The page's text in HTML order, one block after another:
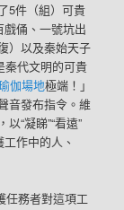
5件（組）可貴
俑、一號坑出
）以及秦始天子
秦代文明的可貴
伽場地極端！」
音發布指令。維
“凝睇”“看遠”
作中的人、
任務者對這項工